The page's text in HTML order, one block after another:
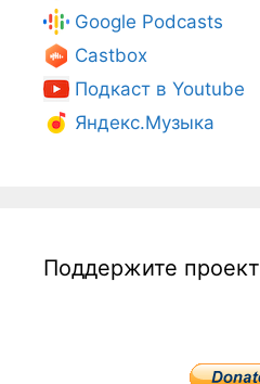
Google Podcasts
Castbox
Подкаст в Youtube
Яндекс.Музыка
Поддержите проект